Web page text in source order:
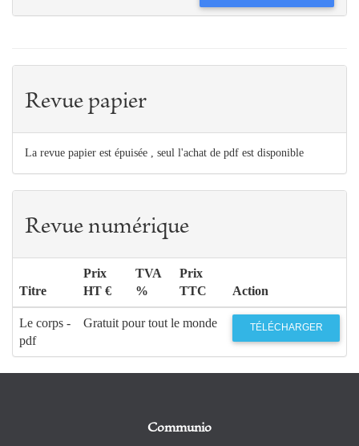
Revue papier
La revue papier est épuisée , seul l'achat de pdf est disponible
Revue numérique
Titre
Prix
HT €
TVA
%
Prix
TTC
Action
Le corps -
pdf
Gratuit pour tout le monde TÉLÉCHARGER
Communio